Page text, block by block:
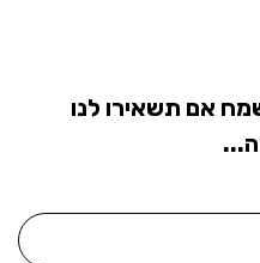
אם תשאירו לנו